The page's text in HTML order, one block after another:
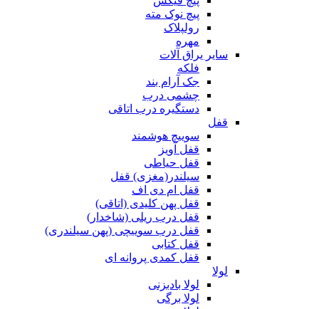
پیچ نوک مته
رولپلاک
مهره
سایر یراق آلات
فلکه
جک آرام بند
چشمی درب
دستگیره درب اتاقی
قفل
سوییچ هوشمند
قفل آویز
قفل حیاطی
سیلندر(مغزی) قفل
قفل ام دی اف
قفل پهن کلیدی (اتاقی)
قفل درب ریلی (شاخدار)
قفل درب سوییچی (پهن سیلندری)
قفل کتابی
قفل کمدی پروانه ای
لولا
لولا بادبزنی
لولا برگی